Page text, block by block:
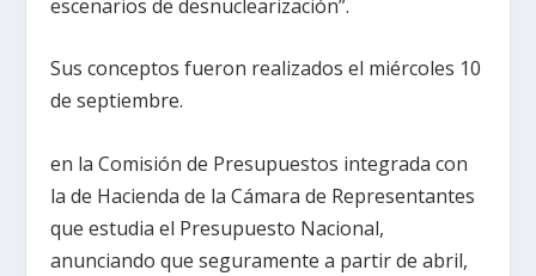
escenarios de desnuclearización”.
Sus conceptos fueron realizados el miércoles 10
de septiembre.
en la Comisión de Presupuestos integrada con
la de Hacienda de la Cámara de Representantes
que estudia el Presupuesto Nacional,
anunciando que seguramente a partir de abril,